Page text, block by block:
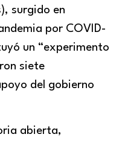
surgido en
por COVID-
un “experimento
siete
del gobierno
abierta,